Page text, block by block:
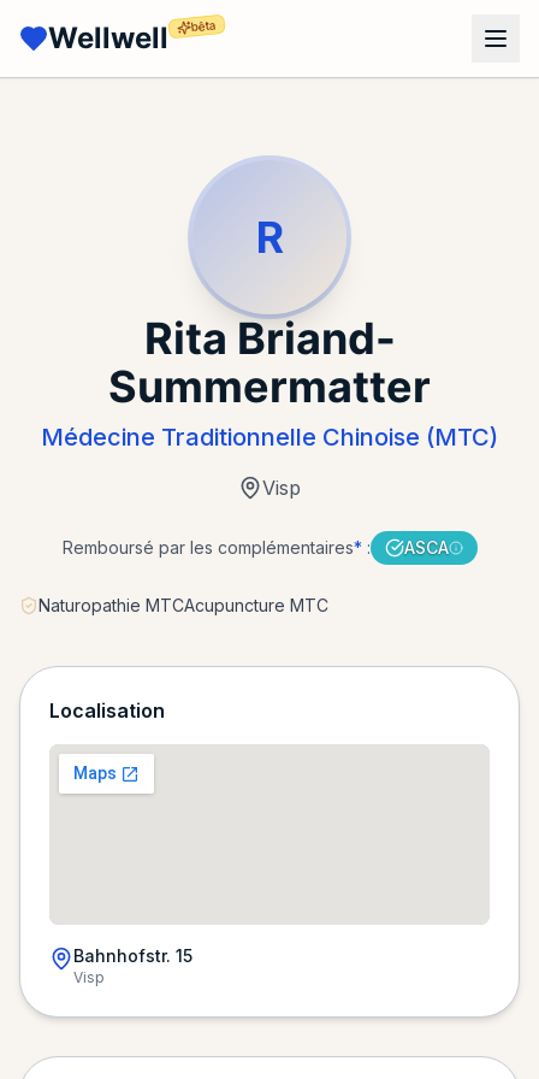
Wellwell bêta
R
Rita Briand-
Summermatter
Médecine Traditionnelle Chinoise (MTC)
Visp
Remboursé par les complémentaires*: ASCA
Naturopathie MTCAcupuncture MTC
Localisation
Chargement de la carte…
Bahnhofstr. 15
Visp